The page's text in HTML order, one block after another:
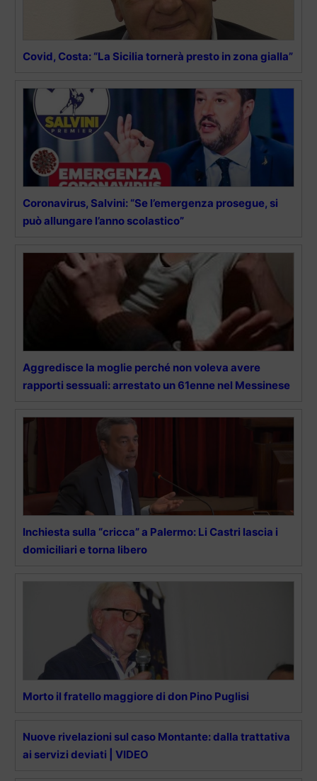
Covid, Costa: “La Sicilia tornerà presto in zona gialla”
Coronavirus, Salvini: “Se l’emergenza prosegue, si
può allungare l’anno scolastico”
Aggredisce la moglie perché non voleva avere
rapporti sessuali: arrestato un 61enne nel Messinese
Inchiesta sulla “cricca” a Palermo: Li Castri lascia i
domiciliari e torna libero
Morto il fratello maggiore di don Pino Puglisi
Nuove rivelazioni sul caso Montante: dalla trattativa
ai servizi deviati | VIDEO